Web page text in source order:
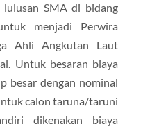
SMA di bidang
menjadi Perwira
Ahli Angkutan Laut
Untuk besaran biaya
besar dengan nominal
calon taruna/taruni
dikenakan biaya